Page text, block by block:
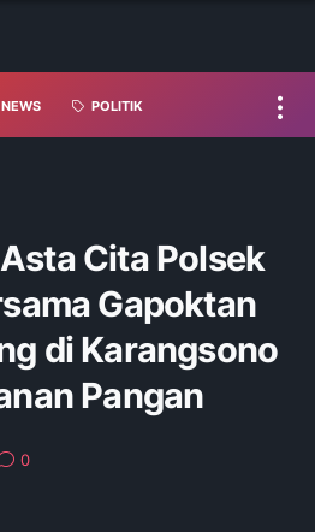
NEWS POLITIK
Cita Polsek
Gapoktan
di Karangsono
Pangan
0